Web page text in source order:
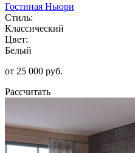
Гостиная Ньюри
Стиль:
Классический
Цвет:
Белый
от 25 000 руб.
Рассчитать